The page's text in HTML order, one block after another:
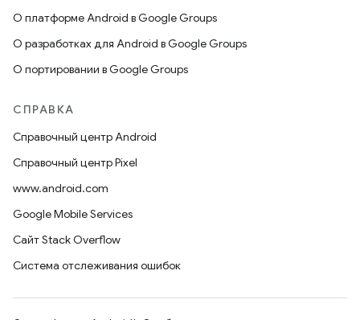
О платформе Android в Google Groups
О разработках для Android в Google Groups
О портировании в Google Groups
СПРАВКА
Справочный центр Android
Справочный центр Pixel
www.android.com
Google Mobile Services
Сайт Stack Overflow
Система отслеживания ошибок